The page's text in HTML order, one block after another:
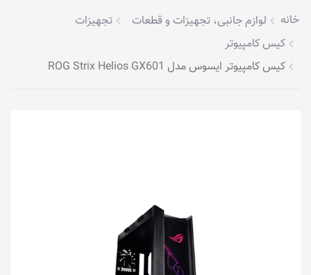
خانه لوازم جانبی، تجهیزات و قطعات
تجهیزات
کیس کامپیوتر
کیس کامپیوتر ایسوس مدل ROG Strix Helios GX601